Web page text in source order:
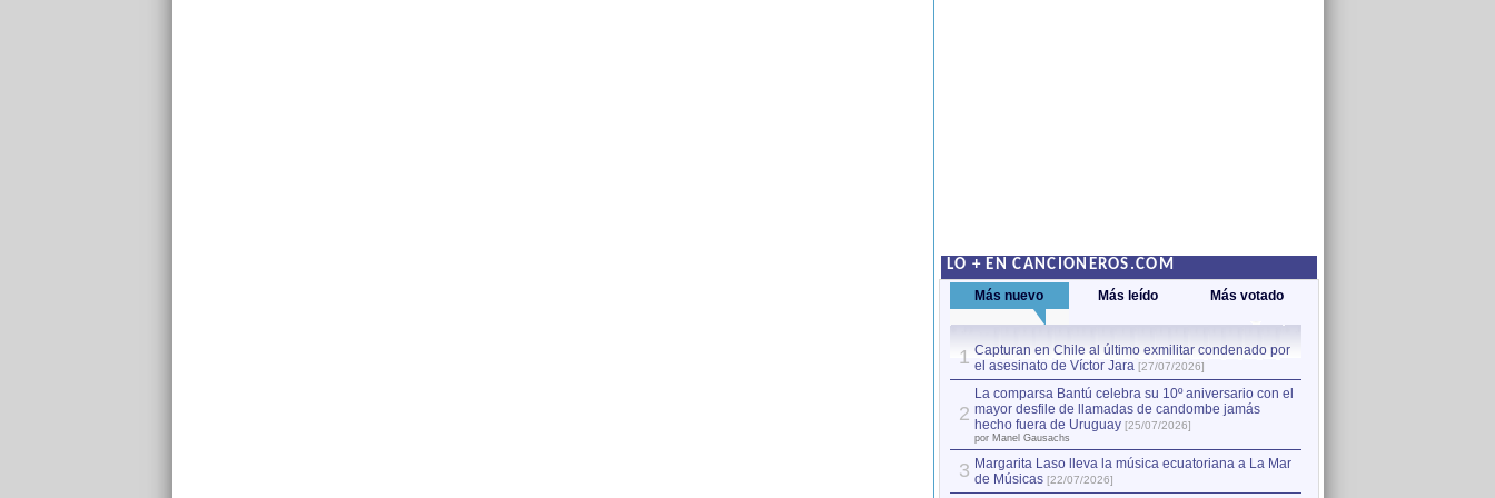
LO + EN CANCIONEROS.COM
Más nuevo Más leído Más votado
1 Capturan en Chile al último exmilitar condenado por
el asesinato de Víctor Jara [27/07/2026]
2
La comparsa Bantú celebra su 10º aniversario con el
mayor desfile de llamadas de candombe jamás
hecho fuera de Uruguay [25/07/2026]
por Manel Gausachs
3 Margarita Laso lleva la música ecuatoriana a La Mar
de Músicas [22/07/2026]